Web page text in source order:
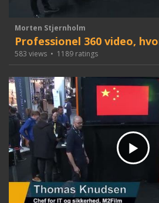
Morten Stjernholm
Professionel 360 video,
583 views • 1189 ratings